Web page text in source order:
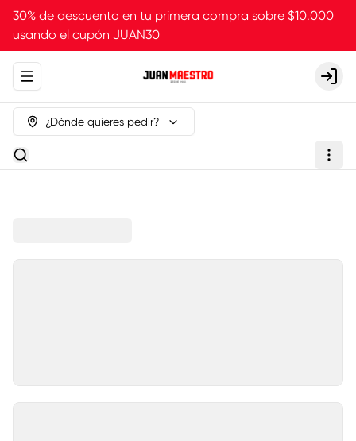
30% de descuento en tu primera compra sobre $10.000
usando el cupón JUAN30
Abrir menu de navegación Login
¿Dónde quieres pedir?